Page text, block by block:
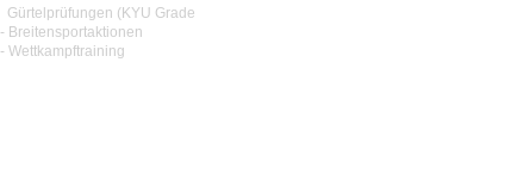
Gürtelprüfungen (KYU Grade
- Breitensportaktionen
- Wettkampftraining